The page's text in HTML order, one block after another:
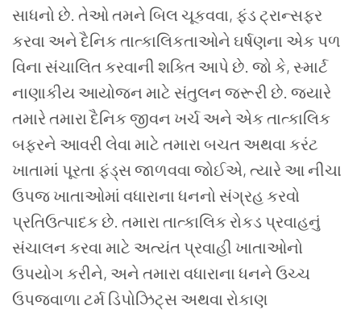
સાધનો છે. તેઓ તમને બિલ ચૂકવવા, ફંડ ટ્રાન્સફર
કરવા અને દૈનિક તાત્કાલિકતાઓને ઘર્ષણના એક પળ
વિના સંચાલિત કરવાની શક્તિ આપે છે. જો કે, સ્માર્ટ
નાણાકીય આયોજન માટે સંતુલન જરૂરી છે. જ્યારે
તમારે તમારા દૈનિક જીવન ખર્ચ અને એક તાત્કાલિક
બફરને આવરી લેવા માટે તમારા બચત અથવા કરંટ
ખાતામાં પૂરતા ફંડ્સ જાળવવા જોઈએ, ત્યારે આ નીચા
ઉપજ ખાતાઓમાં વધારાના ધનનો સંગ્રહ કરવો
પ્રતિઉત્પાદક છે. તમારા તાત્કાલિક રોકડ પ્રવાહનું
સંચાલન કરવા માટે અત્યંત પ્રવાહી ખાતાઓનો
ઉપયોગ કરીને, અને તમારા વધારાના ધનને ઉચ્ચ
ઉપજવાળા ટર્મ ડિપોઝિટ્સ અથવા રોકાણ